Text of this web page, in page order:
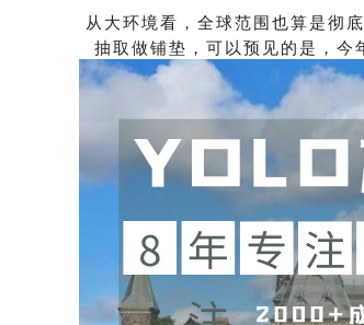
从大环境看，全球范围也算是彻
抽取做铺垫，可以预见的是，今